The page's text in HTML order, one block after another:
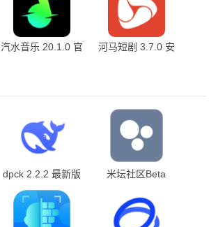
汽水音乐 20.1.0 官
河马短剧 3.7.0 安
dpck 2.2.2 最新版
米坛社区Beta
最新版